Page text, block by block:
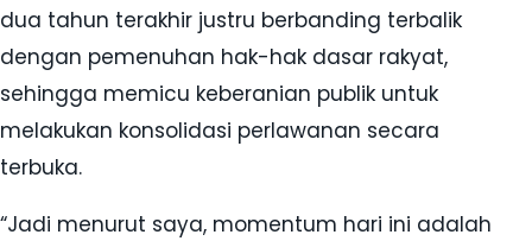
dua tahun terakhir justru berbanding terbalik
dengan pemenuhan hak-hak dasar rakyat,
sehingga memicu keberanian publik untuk
melakukan konsolidasi perlawanan secara
terbuka.
“Jadi menurut saya, momentum hari ini adalah